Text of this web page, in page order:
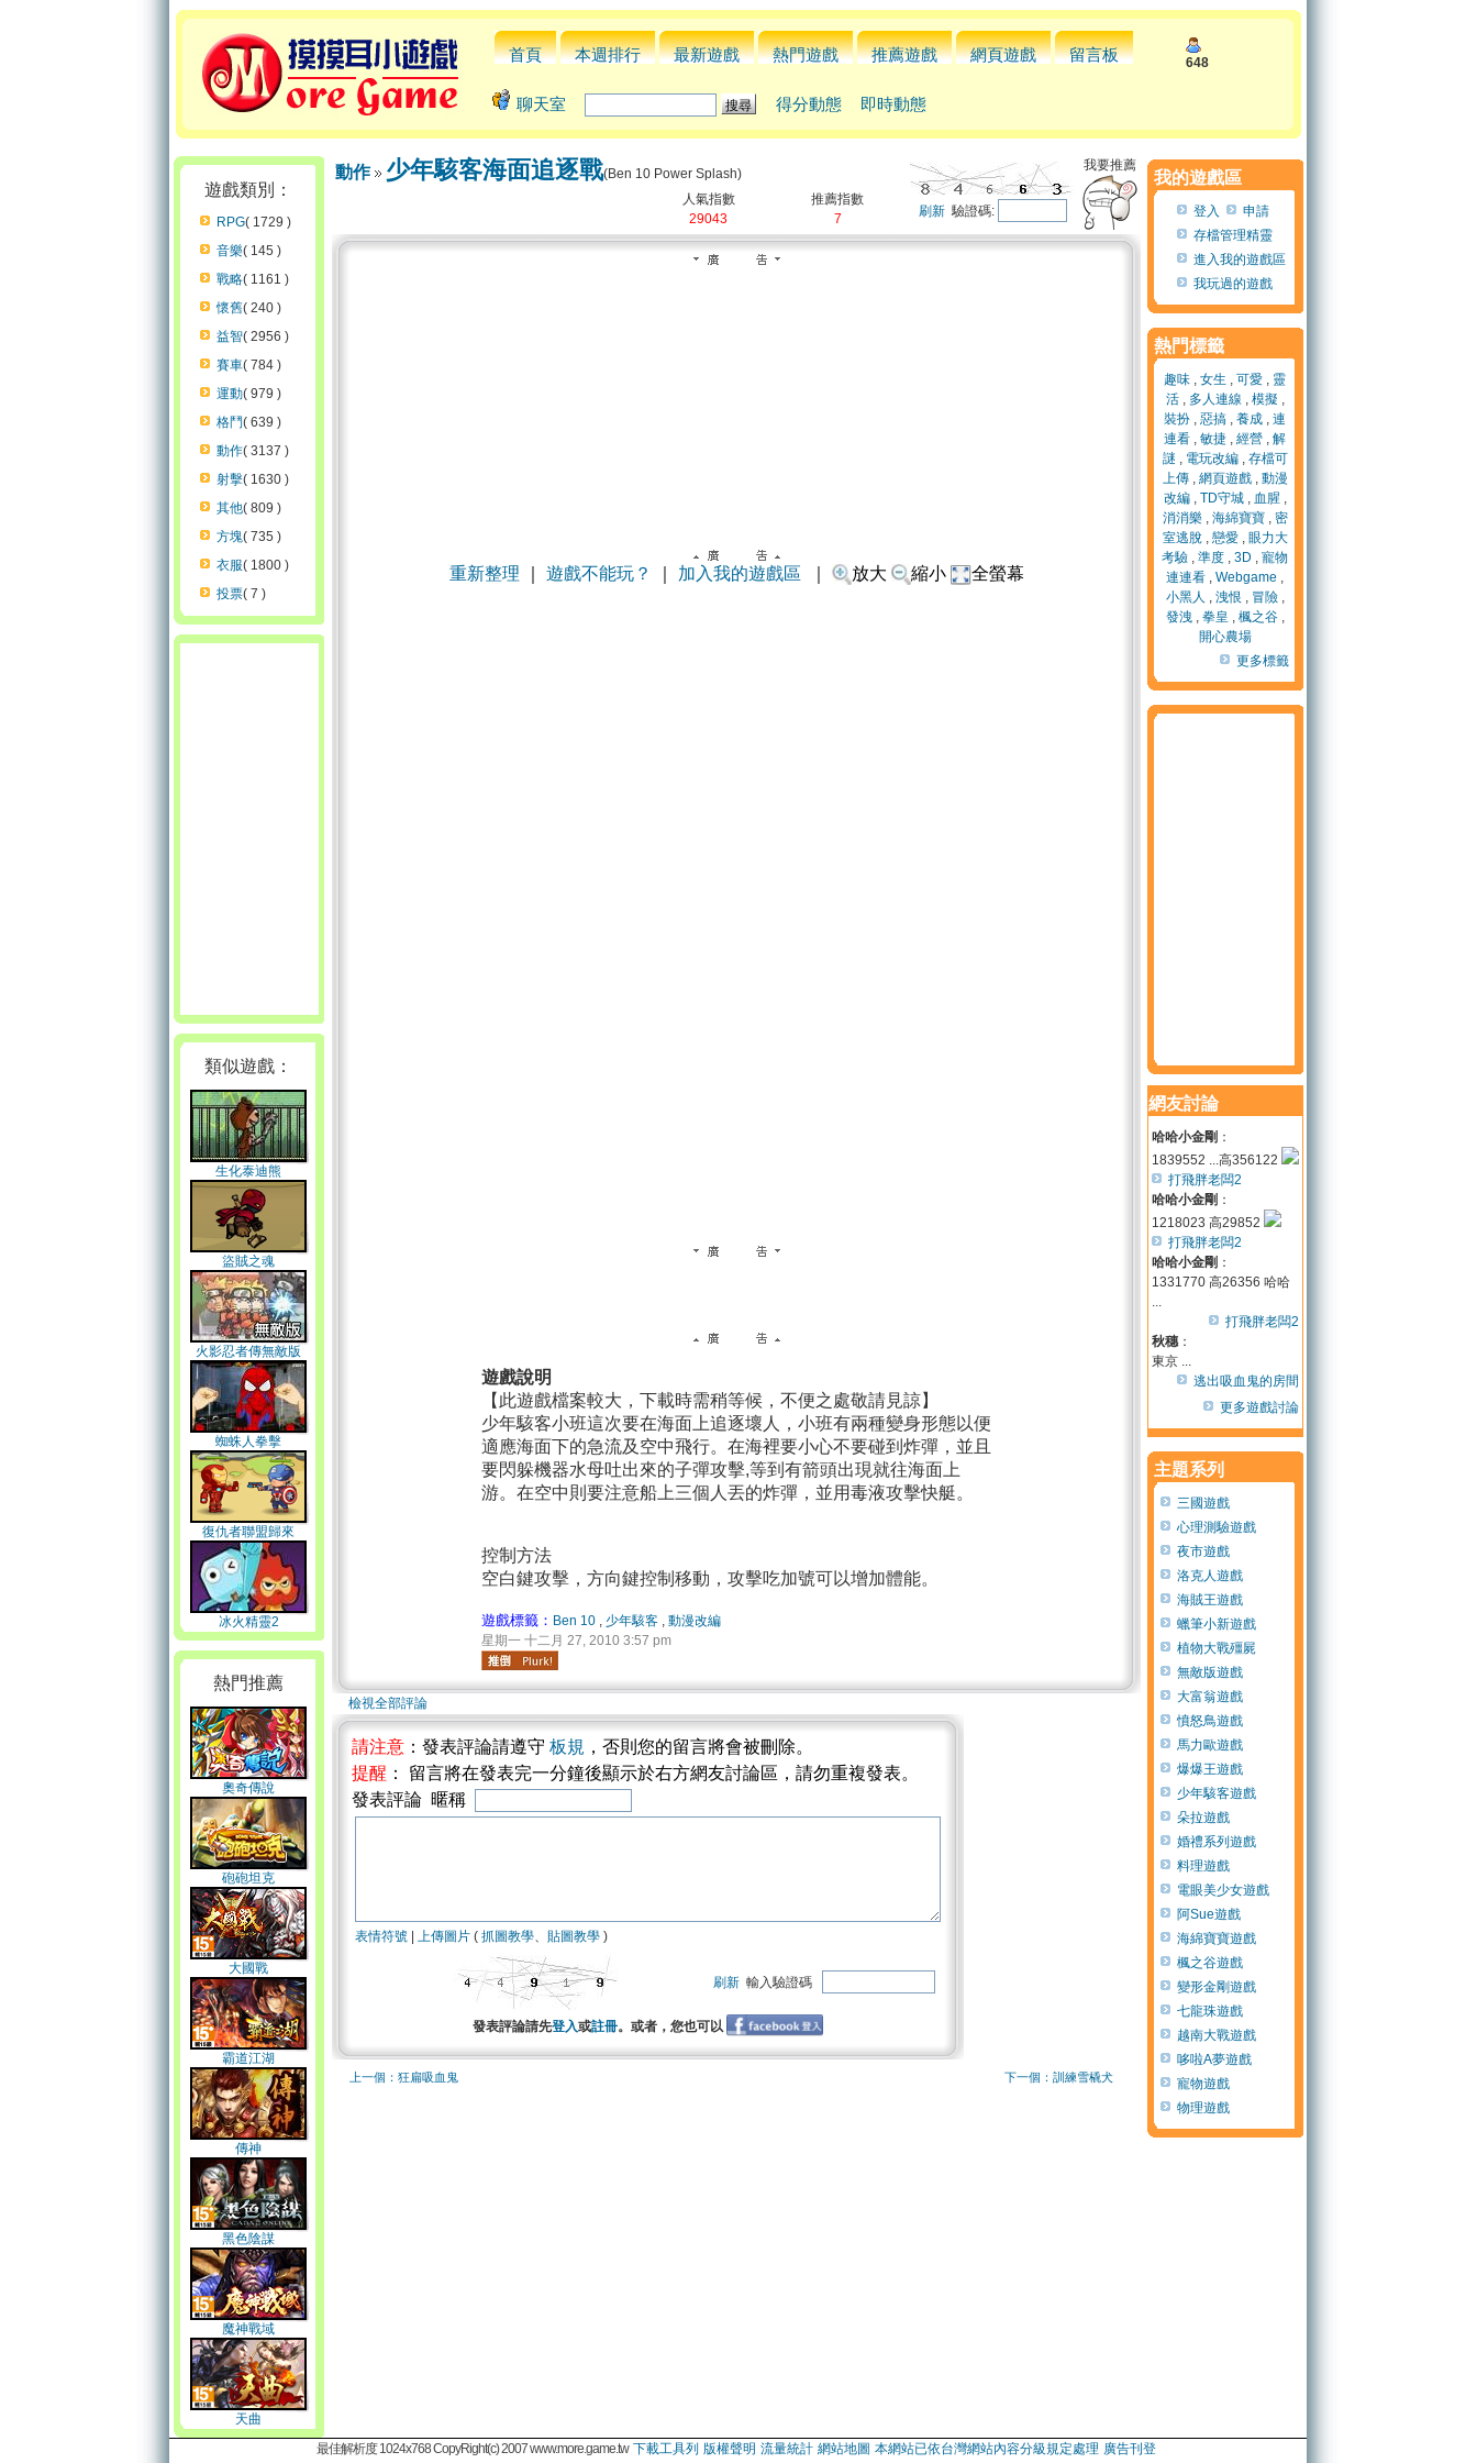
首頁 本週排行 最新遊戲 熱門遊戲 推薦遊戲 網頁遊戲 留言板 648
聊天室 得分動態 即時動態
遊戲類別：
RPG( 1729 )
音樂( 145 )
戰略( 1161 )
懷舊( 240 )
益智( 2956 )
賽車( 784 )
運動( 979 )
格鬥( 639 )
動作( 3137 )
射擊( 1630 )
其他( 809 )
方塊( 735 )
衣服( 1800 )
投票( 7 )
類似遊戲：
生化泰迪熊
盜賊之魂
火影忍者傳無敵版
蜘蛛人拳擊
復仇者聯盟歸來
冰火精靈2
熱門推薦
奧奇傳說
砲砲坦克
大國戰
霸道江湖
傳神
黑色陰謀
魔神戰域
天曲
動作 少年駭客海面追逐戰(Ben 10 Power Splash)
人氣指數
29043
推薦指數
7
刷新驗證碼:
我要推薦
重新整理 遊戲不能玩？ 加入我的遊戲區 放大 縮小 全螢幕
遊戲說明
【此遊戲檔案較大，下載時需稍等候，不便之處敬請見諒】
少年駭客小班這次要在海面上追逐壞人，小班有兩種變身形態以便
適應海面下的急流及空中飛行。在海裡要小心不要碰到炸彈，並且
要閃躲機器水母吐出來的子彈攻擊,等到有箭頭出現就往海面上
游。在空中則要注意船上三個人丟的炸彈，並用毒液攻擊快艇。
控制方法
空白鍵攻擊，方向鍵控制移動，攻擊吃加號可以增加體能。
遊戲標籤： Ben 10 , 少年駭客 , 動漫改編
星期一 十二月 27, 2010 3:57 pm
檢視全部評論
請注意 ：發表評論請遵守 板規 ，否則您的留言將會被刪除。
提醒 ： 留言將在發表完一分鐘後顯示於右方網友討論區，請勿重複發表。
發表評論 暱稱
表情符號 上傳圖片 ( 抓圖教學、 貼圖教學 )
刷新 輸入驗證碼
發表評論請先登入或註冊。或者，您也可以
上一個：狂扁吸血鬼 下一個：訓練雪橇犬
我的遊戲區
登入
申請
存檔管理精靈
進入我的遊戲區
我玩過的遊戲
熱門標籤
趣味 , 女生 , 可愛 , 靈
活, 多人連線 , 模擬 ,
裝扮 , 惡搞 , 養成 , 連
連看 , 敏捷 , 經營 , 解
謎 , 電玩改編, 存檔可
上傳, 網頁遊戲, 動漫
改編, TD守城, 血腥 ,
消消樂, 海綿寶寶, 密
室逃脫, 戀愛, 眼力大
考驗 , 準度 , 3D , 寵物
連連看 , Webgame ,
小黑人 , 洩恨 , 冒險,
發洩, 拳皇 , 楓之谷,
開心農場
更多標籤
網友討論
哈哈小金剛 ：
1839552 ...高356122
打飛胖老闆2
哈哈小金剛 ：
1218023 高29852
打飛胖老闆2
哈哈小金剛 ：
1331770 高26356 哈哈
...
打飛胖老闆2
秋穗：
東京 ...
逃出吸血鬼的房間
更多遊戲討論
主題系列
三國遊戲
心理測驗遊戲
夜市遊戲
洛克人遊戲
海賊王遊戲
蠟筆小新遊戲
植物大戰殭屍
無敵版遊戲
大富翁遊戲
憤怒鳥遊戲
馬力歐遊戲
爆爆王遊戲
少年駭客遊戲
朵拉遊戲
婚禮系列遊戲
料理遊戲
電眼美少女遊戲
阿Sue遊戲
海綿寶寶遊戲
楓之谷遊戲
變形金剛遊戲
七龍珠遊戲
越南大戰遊戲
哆啦A夢遊戲
寵物遊戲
物理遊戲
最佳解析度 1024x768 CopyRight(c) 2007 www.more.game.tw 下載工具列 版權聲明 流量統計 網站地圖 本網站已依台灣網站內容分級規定處理 廣告刊登